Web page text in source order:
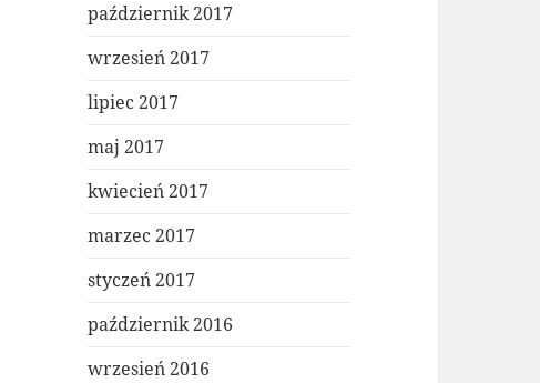
październik 2017
wrzesień 2017
lipiec 2017
maj 2017
kwiecień 2017
marzec 2017
styczeń 2017
październik 2016
wrzesień 2016